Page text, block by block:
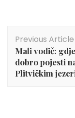
Navigation
Previous Article
Mali vodič: gdje
dobro pojesti
Plitvičkim